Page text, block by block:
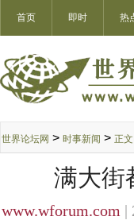
首页 即时 热
世界论坛网 > 时事新闻 > 正文
满大街
www.wforum.com |